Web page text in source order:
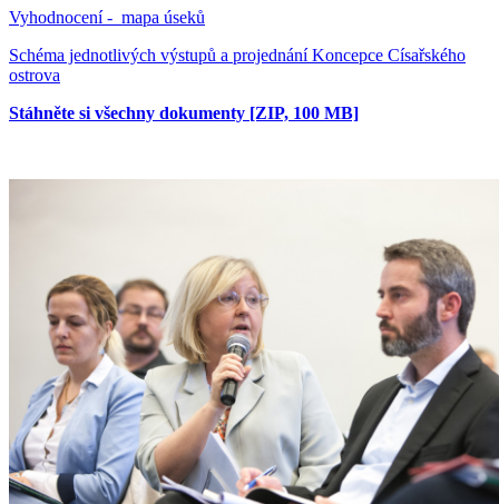
Vyhodnocení - mapa úseků
Schéma jednotlivých výstupů a projednání Koncepce Císařského
ostrova
Stáhněte si všechny dokumenty [ZIP, 100 MB]